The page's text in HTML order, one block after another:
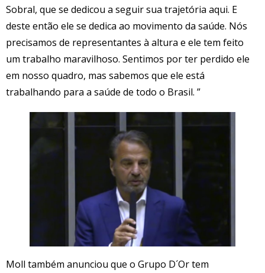
Sobral, que se dedicou a seguir sua trajetória aqui. E
deste então ele se dedica ao movimento da saúde. Nós
precisamos de representantes à altura e ele tem feito
um trabalho maravilhoso. Sentimos por ter perdido ele
em nosso quadro, mas sabemos que ele está
trabalhando para a saúde de todo o Brasil. ”
Moll também anunciou que o Grupo D´Or tem